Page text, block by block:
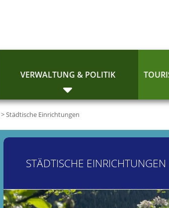
VERWALTUNG & POLITIK
>Städtische Einrichtungen
STÄDTISCHE EINRICHTUNGEN